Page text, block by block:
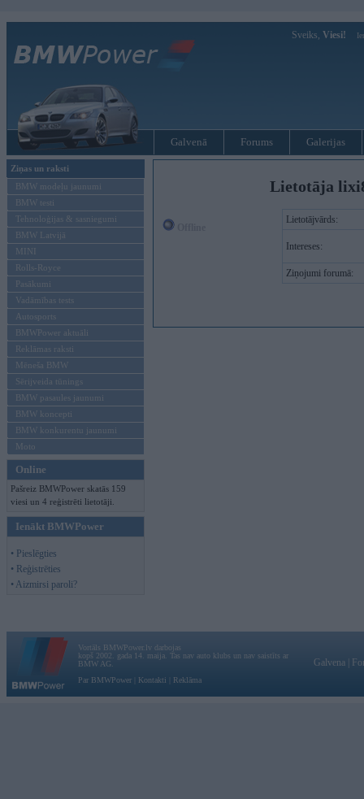
Sveiks, Viesi!
Galvenā Forums Galerijas
Ziņas un raksti
BMW modeļu jaunumi
BMW testi
Tehnoloģijas & sasniegumi
BMW Latvijā
MINI
Rolls-Royce
Pasākumi
Vadāmības tests
Autosports
BMWPower aktuāli
Reklāmas raksti
Mēneša BMW
Sērijveida tūnings
BMW pasaules jaunumi
BMW koncepti
BMW konkurentu jaunumi
Moto
Online
Pašreiz BMWPower skatās 159
viesi un 4 reģistrēti lietotāji.
Ienākt BMWPower
• Pieslēgties
• Reģistrēties
• Aizmirsi paroli?
Lietotāja
Lietotājvārds:
Intereses:
Ziņojumi forumā:
Vortāls BMWPower.lv darbojas
kopš 2002. gada 14. maija. Tas nav auto klubs un nav saistīts ar
BMW AG.
Par BMWPower
Kontakti Reklāma
Galvena